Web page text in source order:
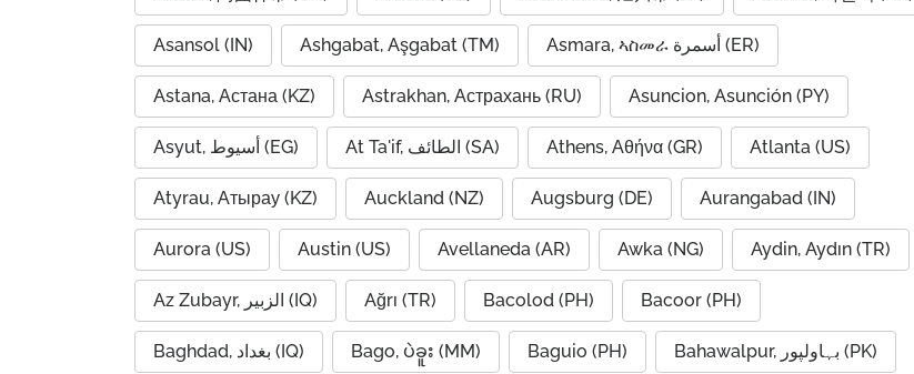
Asansol (IN) Ashgabat, Aşgabat (TM) Asmara, ኣስመራ أسمرة (ER)
Astana, Астана (KZ) Astrakhan, Астрахань (RU) Asuncion, Asunción (PY)
Asyut, أسيوط (EG) At Ta'if, الطائف (SA) Athens, Αθήνα (GR) Atlanta (US)
Atyrau, Атырау (KZ) Auckland (NZ) Augsburg (DE) Aurangabad (IN)
Aurora (US) Austin (US) Avellaneda (AR) Awka (NG) Aydin, Aydın (TR)
Az Zubayr, الزبير (IQ) Ağrı (TR) Bacolod (PH) Bacoor (PH)
Baghdad, بغداد (IQ) Bago, ပဲခူး (MM) Baguio (PH) Bahawalpur, بہاولپور (PK)